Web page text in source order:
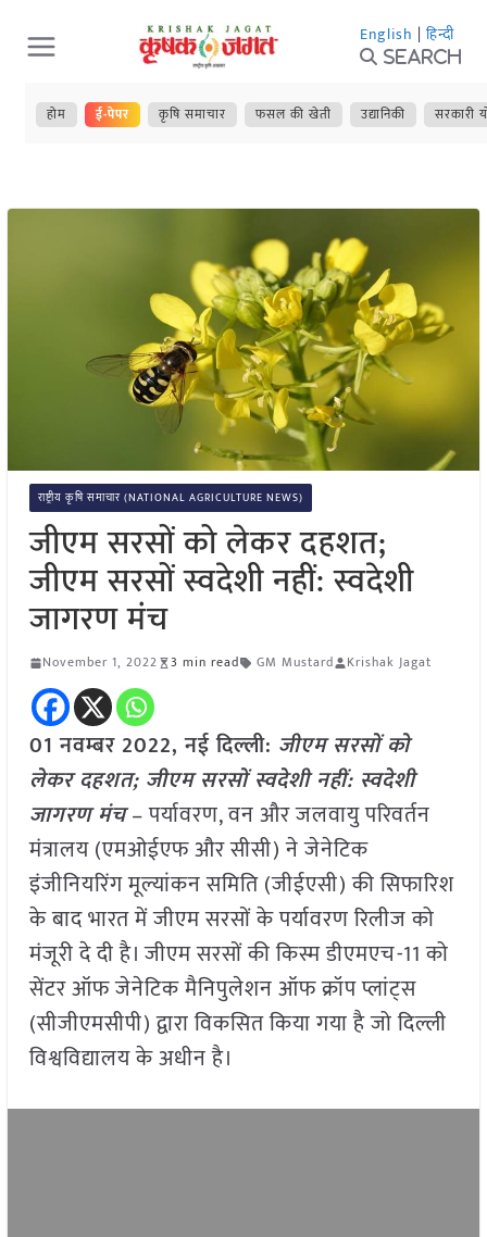
Skip
to
content
English | हिन्दी
Search
होम ई-पेपर कृषि समाचार फसल की खेती उद्यानिकी सरकारी
राष्ट्रीय कृषि समाचार (NATIONAL AGRICULTURE NEWS)
जीएम सरसों को लेकर दहशत;
जीएम सरसों स्वदेशी नहीं: स्वदेशी
जागरण मंच
November 1, 2022 3 min read GM Mustard Krishak Jagat
01 नवम्बर 2022, नई दिल्ली: जीएम सरसों को
लेकर दहशत; जीएम सरसों स्वदेशी नहीं: स्वदेशी
जागरण मंच– पर्यावरण, वन और जलवायु परिवर्तन
मंत्रालय (एमओईएफ और सीसी) ने जेनेटिक
इंजीनियरिंग मूल्यांकन समिति (जीईएसी) की सिफारिश
के बाद भारत में जीएम सरसों के पर्यावरण रिलीज को
मंजूरी दे दी है। जीएम सरसों की किस्म डीएमएच-11 को
सेंटर ऑफ जेनेटिक मैनिपुलेशन ऑफ क्रॉप प्लांट्स
(सीजीएमसीपी) द्वारा विकसित किया गया है जो दिल्ली
विश्वविद्यालय के अधीन है।